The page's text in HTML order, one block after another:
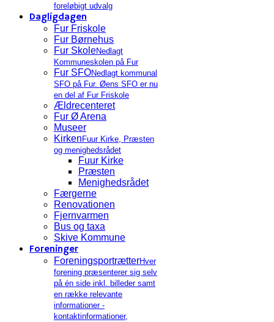
foreløbigt udvalg
Dagligdagen
Fur Friskole
Fur Børnehus
Fur SkoleNedlagt
Kommuneskolen på Fur
Fur SFONedlagt kommunal
SFO på Fur. Øens SFO er nu
en del af Fur Friskole
Ældrecenteret
Fur Ø Arena
Museer
Kirken Fuur Kirke, Præsten
og menighedsrådet
Fuur Kirke
Præsten
Menighedsrådet
Færgerne
Renovationen
Fjernvarmen
Bus og taxa
Skive Kommune
Foreninger
ForeningsportrætterHver
forening præsenterer sig selv
på én side inkl. billeder samt
en række relevante
informationer -
kontaktinformationer,